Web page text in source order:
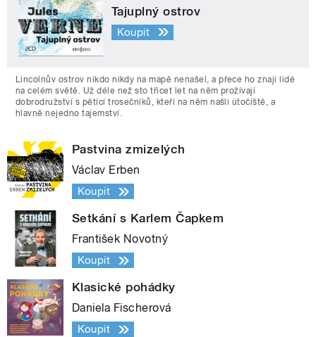
Tajuplný ostrov
Koupit
Lincolnův ostrov nikdo nikdy na mapě nenašel, a přece ho znají lidé
na celém světě. Už déle než sto třicet let na něm prožívají
dobrodružství s pěticí trosečníků, kteří na něm našli útočiště, a
hlavně nejedno tajemství.
Pastvina zmizelých
Václav Erben
Koupit
Setkání s Karlem Čapkem
František Novotný
Koupit
Klasické pohádky
Daniela Fischerová
Koupit